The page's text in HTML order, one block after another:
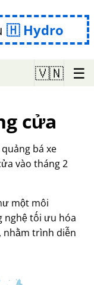
Hydro
🇻🇳 ☰
cửa
bá xe
vào tháng 2
một môi
nghệ tối ưu hóa
, nhằm trình diễn